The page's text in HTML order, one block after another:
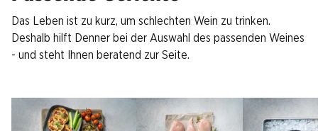
Das Leben ist zu kurz, um schlechten Wein zu trinken.
Deshalb hilft Denner bei der Auswahl des passenden Weines
- und steht Ihnen beratend zur Seite.